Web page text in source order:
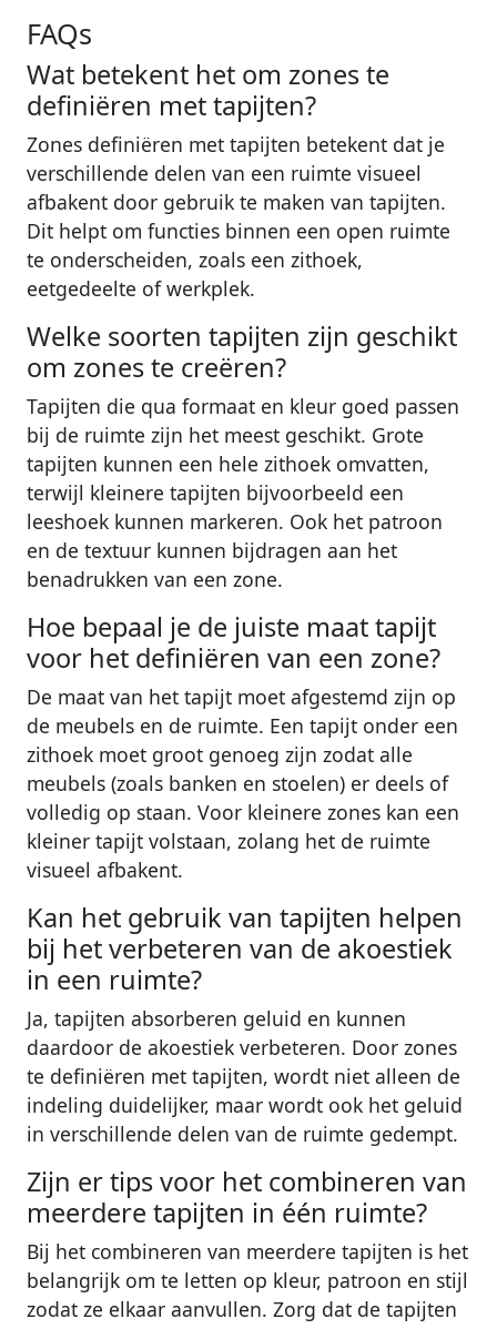
FAQs
Wat betekent het om zones te
definiëren met tapijten?
Zones definiëren met tapijten betekent dat je
verschillende delen van een ruimte visueel
afbakent door gebruik te maken van tapijten.
Dit helpt om functies binnen een open ruimte
te onderscheiden, zoals een zithoek,
eetgedeelte of werkplek.
Welke soorten tapijten zijn geschikt
om zones te creëren?
Tapijten die qua formaat en kleur goed passen
bij de ruimte zijn het meest geschikt. Grote
tapijten kunnen een hele zithoek omvatten,
terwijl kleinere tapijten bijvoorbeeld een
leeshoek kunnen markeren. Ook het patroon
en de textuur kunnen bijdragen aan het
benadrukken van een zone.
Hoe bepaal je de juiste maat tapijt
voor het definiëren van een zone?
De maat van het tapijt moet afgestemd zijn op
de meubels en de ruimte. Een tapijt onder een
zithoek moet groot genoeg zijn zodat alle
meubels (zoals banken en stoelen) er deels of
volledig op staan. Voor kleinere zones kan een
kleiner tapijt volstaan, zolang het de ruimte
visueel afbakent.
Kan het gebruik van tapijten helpen
bij het verbeteren van de akoestiek
in een ruimte?
Ja, tapijten absorberen geluid en kunnen
daardoor de akoestiek verbeteren. Door zones
te definiëren met tapijten, wordt niet alleen de
indeling duidelijker, maar wordt ook het geluid
in verschillende delen van de ruimte gedempt.
Zijn er tips voor het combineren van
meerdere tapijten in één ruimte?
Bij het combineren van meerdere tapijten is het
belangrijk om te letten op kleur, patroon en stijl
zodat ze elkaar aanvullen. Zorg dat de tapijten